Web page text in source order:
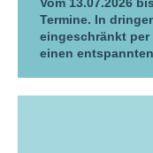
Termine. In
eingeschränkt per
einen